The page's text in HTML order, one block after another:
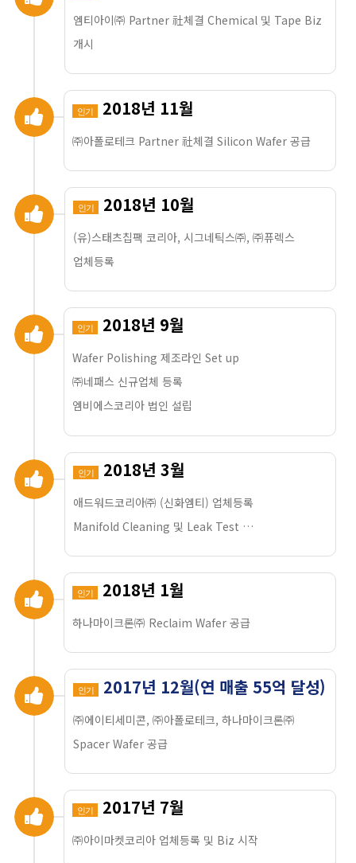
엠티아이㈜ Partner 社체결 Chemical 및 Tape Biz
개시
인기 2018년 11월
㈜아폴로테크 Partner 社체결 Silicon Wafer 공급
인기 2018년 10월
(유)스태츠칩팩 코리아, 시그네틱스㈜, ㈜퓨렉스
업체등록
인기 2018년 9월
Wafer Polishing 제조라인 Set up
㈜네패스 신규업체 등록
엠비에스코리아 법인 설립
인기 2018년 3월
애드워드코리아㈜ (신화엠티) 업체등록
Manifold Cleaning 및 Leak Test …
인기 2018년 1월
하나마이크론㈜ Reclaim Wafer 공급
인기 2017년 12월(연 매출 55억 달성)
㈜에이티세미콘, ㈜아폴로테크, 하나마이크론㈜
Spacer Wafer 공급
인기 2017년 7월
㈜아이마켓코리아 업체등록 및 Biz 시작